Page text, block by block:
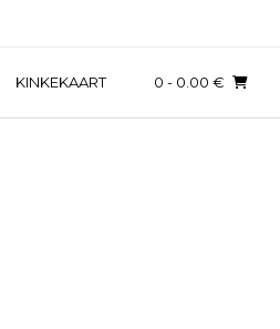
KINKEKAART 0 - 0.00 €